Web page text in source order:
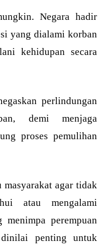
Negara hadir
yang dialami korban
kehidupan secara
perlindungan
demi menjaga
proses pemulihan
masyarakat agar tidak
atau mengalami
menimpa perempuan
penting untuk